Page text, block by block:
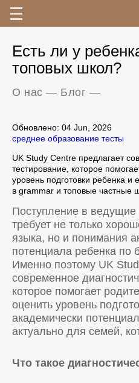
Есть ли у
топовых школ?
О нас — Блог —
Обновлено: 04 Jun, 2026
среднее образование тесты
UK Study Centre предлагает
тестирование, которое
уровень подготовки ребенка и
в grammar и топовые частные
Поступление в
требует не только
языка, но и понимания
потенциала ребенка по
Именно поэтому UK
современное
которое помогает
оценить уровень
академически
актуально для семей,
Что такое